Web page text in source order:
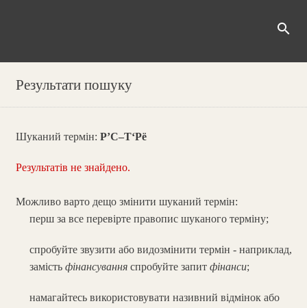
search
Результати пошуку
Шуканий термін: Р’С–Т‘Рё
Результатів не знайдено.
Можливо варто дещо змінити шуканий термін:
перш за все перевірте правопис шуканого терміну;
спробуйте звузити або видозмінити термін - наприклад,
замість фінансуванняспробуйте запит фінанси;
намагайтесь використовувати називний відмінок або